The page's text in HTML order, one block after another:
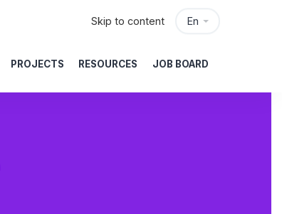
En
Skip to content
PROJECTS RESOURCES JOB BOARD